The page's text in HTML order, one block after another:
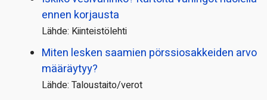
ennen korjausta
Lähde: Kiinteistölehti
Miten lesken saamien pörssi­osakkeiden arvo
määräytyy?
Lähde: Taloustaito/verot